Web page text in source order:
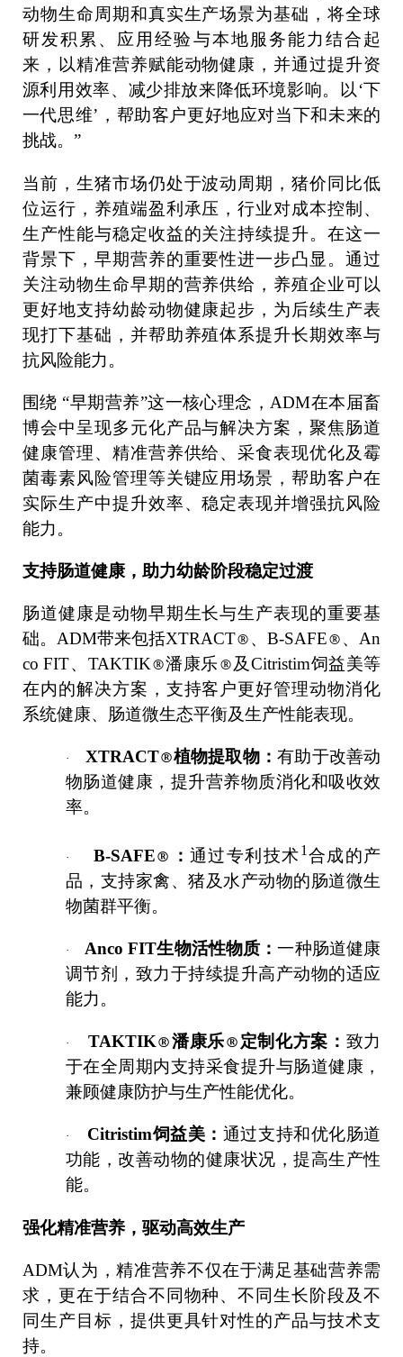
动物生命周期和真实生产场景为基础，将全球
研发积累、应用经验与本地服务能力结合起
来，以精准营养赋能动物健康，并通过提升资
源利用效率、减少排放来降低环境影响。以‘下
一代思维’，帮助客户更好地应对当下和未来的
挑战。”
当前，生猪市场仍处于波动周期，猪价同比低
位运行，养殖端盈利承压，行业对成本控制、
生产性能与稳定收益的关注持续提升。在这一
背景下，早期营养的重要性进一步凸显。通过
关注动物生命早期的营养供给，养殖企业可以
更好地支持幼龄动物健康起步，为后续生产表
现打下基础，并帮助养殖体系提升长期效率与
抗风险能力。
围绕 “早期营养”这一核心理念，ADM在本届畜
博会中呈现多元化产品与解决方案，聚焦肠道
健康管理、精准营养供给、采食表现优化及霉
菌毒素风险管理等关键应用场景，帮助客户在
实际生产中提升效率、稳定表现并增强抗风险
能力。
支持肠道健康，助力幼龄阶段稳定过渡
肠道健康是动物早期生长与生产表现的重要基
础。ADM带来包括XTRACT®、B-SAFE®、An
co FIT、TAKTIK®潘康乐®及Citristim饲益美等
在内的解决方案，支持客户更好管理动物消化
系统健康、肠道微生态平衡及生产性能表现。
· XTRACT®植物提取物：有助于改善动
物肠道健康，提升营养物质消化和吸收效
率。
· B-SAFE® ：通过专利技术1 合成的产
品，支持家禽、猪及水产动物的肠道微生
物菌群平衡。
· Anco FIT生物活性物质：一种肠道健康
调节剂，致力于持续提升高产动物的适应
能力。
· TAKTIK®潘康乐®定制化方案： 致力
于在全周期内支持采食提升与肠道健康，
兼顾健康防护与生产性能优化。
· Citristim饲益美： 通过支持和优化肠道
功能，改善动物的健康状况，提高生产性
能。
强化精准营养，驱动高效生产
ADM认为，精准营养不仅在于满足基础营养需
求，更在于结合不同物种、不同生长阶段及不
同生产目标，提供更具针对性的产品与技术支
持。